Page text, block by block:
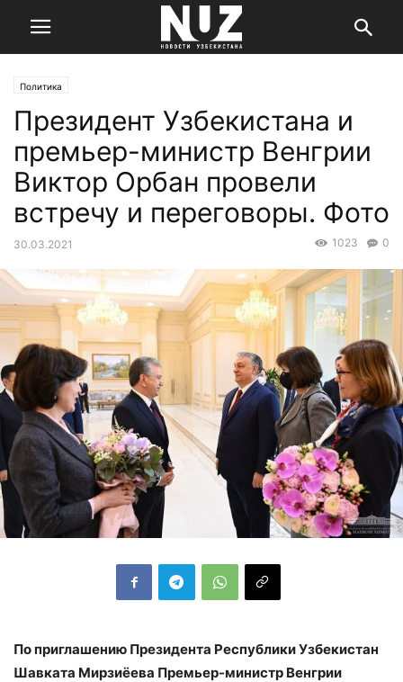
Политика
Президент Узбекистана и
премьер-министр Венгрии
Виктор Орбан провели
встречу и переговоры. Фото
30.03.2021 0
1023
По приглашению Президента Республики Узбекистан
Шавката Мирзиёева Премьер-министр Венгрии